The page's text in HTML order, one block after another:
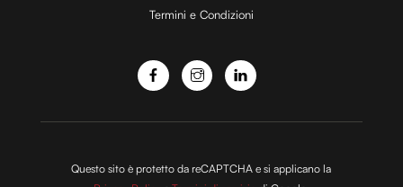
o
Termini e Condizioni
Questo sito è protetto da reCAPTCHA e si applicano la